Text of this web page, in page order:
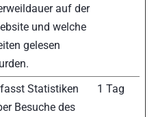
auf der
und welche
gelesen
Statistiken
Besuche des
1 Tag